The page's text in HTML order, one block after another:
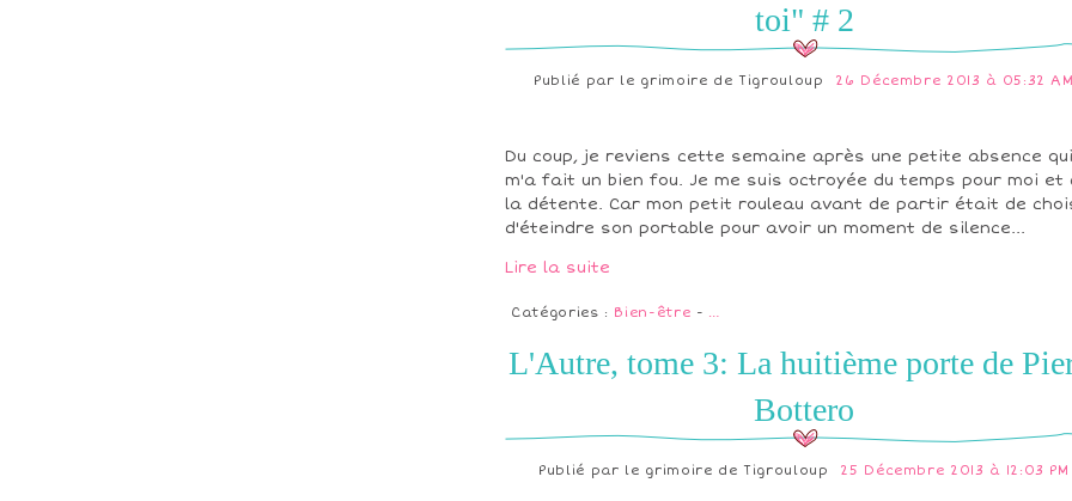
toi" # 2
Publié par le grimoire de Tigrouloup 26 Décembre 2013 à 05:32 AM
Du coup, je reviens cette semaine après une petite absence qui
m'a fait un bien fou. Je me suis octroyée du temps pour moi et
la détente. Car mon petit rouleau avant de partir était de
d'éteindre son portable pour avoir un moment de silence...
Lire la suite
Catégories : Bien-être - …
L'Autre, tome 3: La huitième porte de
Bottero
Publié par le grimoire de Tigrouloup 25 Décembre 2013 à 12:03 PM